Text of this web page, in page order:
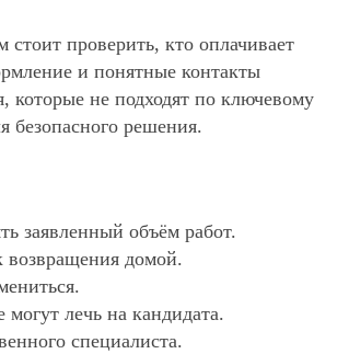
проверить, кто оплачивает
и понятные контакты
которые не подходят по ключевому
безопасного решения.
заявленный объём работ.
возвращения домой.
лечь на кандидата.
специалиста.